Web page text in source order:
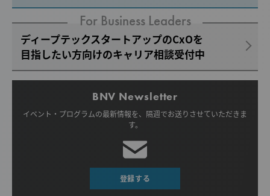
For Business Leaders
ディープテックスタートアップのCxOを
目指したい方向けのキャリア相談受付中
BNV Newsletter
イベント・プログラムの最新情報を、 隔週でお送りさせていただきま
す。
登録する